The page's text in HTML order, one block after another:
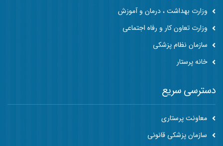
وزارت بهداشت ، درمان و آموزش
وزارت تعاون کار و رفاه اجتماعی
سازمان نظام پزشکی
خانه پرستار
دسترسی سریع
معاونت پرستاری
سازمان پزشکی قانونی